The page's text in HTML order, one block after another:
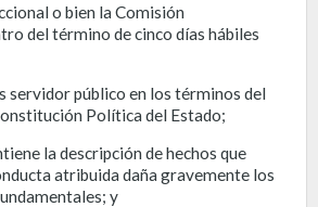
o bien la Comisión
del término de cinco días hábiles
servidor público en los términos del
Política del Estado;
la descripción de hechos que
atribuida daña gravemente los
y